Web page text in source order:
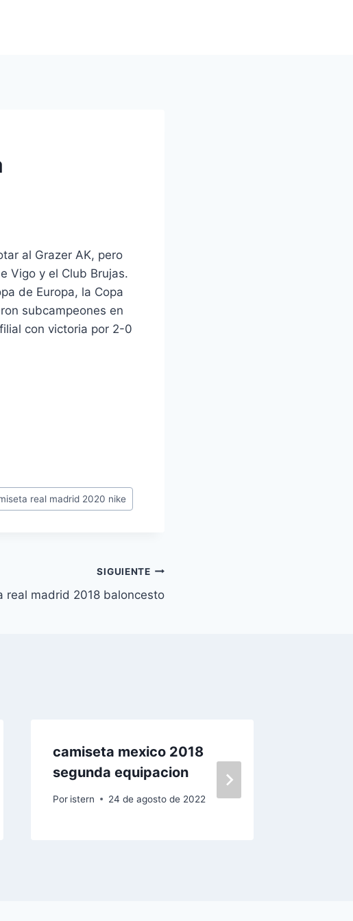
al Grazer AK, pero
Vigo y el Club Brujas.
de Europa, la Copa
subcampeones en
con victoria por 2-0
real madrid 2020 nike
SIGUIENTE
real madrid 2018 baloncesto
camiseta mexico 2018
segunda equipacion
Por istern 24 de agosto de 2022